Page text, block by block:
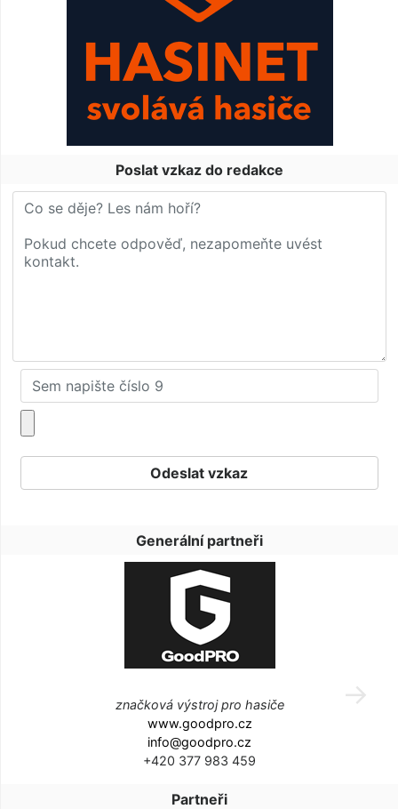
Poslat vzkaz do redakce
Generální partneři
značková výstroj pro hasiče
www.goodpro.cz
info@goodpro.cz
+420 377 983 459
Partneři